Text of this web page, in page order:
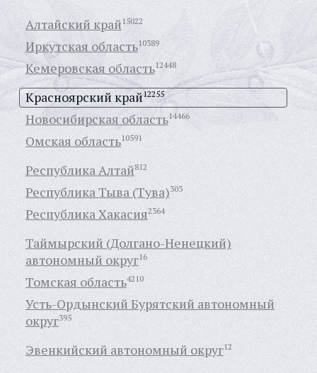
Алтайский край15022
Иркутская область10389
Кемеровская область12448
Красноярский край12255
Новосибирская область14466
Омская область10591
Республика Алтай812
Республика Тыва (Тува)303
Республика Хакасия2364
Таймырский (Долгано-Ненецкий)
автономный округ16
Томская область4210
Усть-Ордынский Бурятский автономный
округ395
Эвенкийский автономный округ12